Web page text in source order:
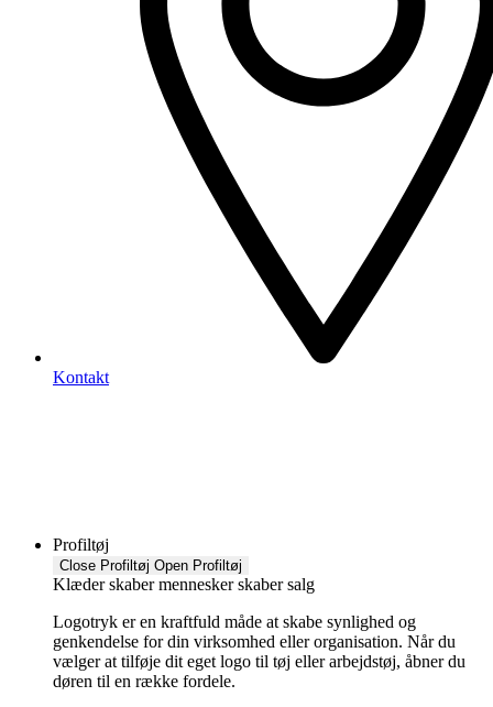
Kontakt
Profiltøj
Close Profiltøj Open Profiltøj
Klæder skaber mennesker skaber salg
Logotryk er en kraftfuld måde at skabe synlighed og
genkendelse for din virksomhed eller organisation. Når du
vælger at tilføje dit eget logo til tøj eller arbejdstøj, åbner du
døren til en række fordele.